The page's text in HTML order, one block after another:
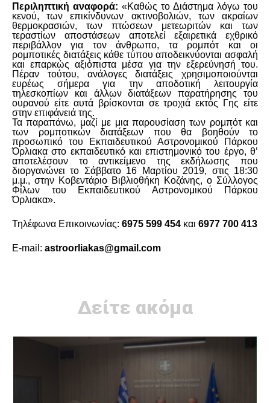
Περιληπτική αναφορά: «Καθώς το Διάστημα λόγω του
κενού, των επικίνδυνων ακτινοβολιών, των ακραίων
θερμοκρασιών, των πτώσεων μετεωριτών και των
τεραστίων αποστάσεων αποτελεί εξαιρετικά εχθρικό
περιβάλλον για τον άνθρωπο, τα ρομπότ και οι
ρομποτικές διατάξεις κάθε τύπου αποδεικνύονται ασφαλή
και επαρκώς αξιόπιστα μέσα για την εξερεύνησή του.
Πέραν τούτου, ανάλογες διατάξεις χρησιμοποιούνται
ευρέως σήμερα για την αποδοτική λειτουργία
τηλεσκοπίων και άλλων διατάξεων παρατήρησης του
ουρανού είτε αυτά βρίσκονται σε τροχιά εκτός Γης είτε
στην επιφάνειά της.
Τα παραπάνω, μαζί με μια παρουσίαση των ρομπότ και
των ρομποτικών διατάξεων που θα βοηθούν το
προσωπικό του Εκπαιδευτικού Αστρονομικού Πάρκου
Όρλιακα στο εκπαιδευτικό και επιστημονικό του έργο, θ’
αποτελέσουν το αντικείμενο της εκδήλωσης που
διοργανώνει το Σάββατο 16 Μαρτίου 2019, στις 18:30
μ.μ., στην Κοβεντάριο Βιβλιοθήκη Κοζάνης, ο Σύλλογος
Φίλων του Εκπαιδευτικού Αστρονομικού Πάρκου
Όρλιακα».
Τηλέφωνα Επικοινωνίας: 6975 599 454 και 6977 700 413
E-mail: astroorliakas@gmail.com
Δείτε ακόμα